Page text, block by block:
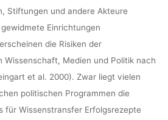
Stiftungen und andere Akteure
Einrichtungen
die Risiken der
Wissenschaft, Medien und Politik nach
et al. 2000). Zwar liegt vielen
politischen Programmen die
für Wissenstransfer Erfolgsrezepte